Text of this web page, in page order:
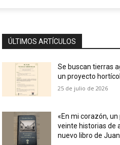
ÚLTIMOS ARTÍCULOS
Se buscan tierras
un proyecto
25 de julio de 2026
«En mi corazón, un
veinte historias de
nuevo libro de